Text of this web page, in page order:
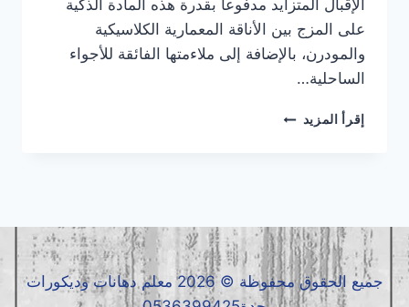
الإقبال المتزايد مدفوعاً بقدرة هذه المادة الذكية
على المزج بين الأناقة المعمارية الكلاسيكية
والمودرن، بالإضافة إلى ملاءمتها الفائقة للأجواء
الساحلية…
إقرأ المزيد تركيب
جده
|
فوم
جده
جميع الحقوق محفوظة © 2026 معلم دهانات وديكورات